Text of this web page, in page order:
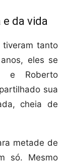
da vida
tiveram tanto
eles se
e Roberto
sua
cheia de
metade de
só. Mesmo